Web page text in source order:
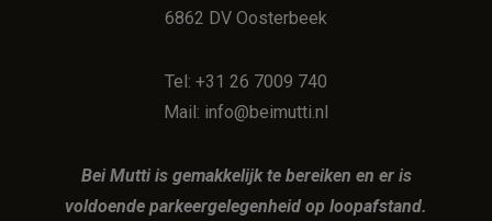
6862 DV Oosterbeek
Tel: +31 26 7009 740
Mail: info@beimutti.nl
Bei Mutti is gemakkelijk te bereiken en er is
voldoende parkeergelegenheid op loopafstand.